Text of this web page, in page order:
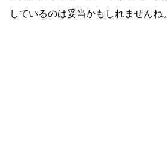
しているのは妥当かもしれませんね。